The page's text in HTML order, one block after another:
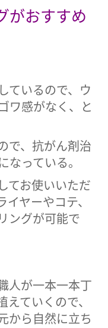
がおすすめ
ているので、ウ
ワ感がなく、と
で、抗がん剤治
っている。
てお使いいただ
ヤーやコテ、
ングが可能で
人が一本一本丁
ていくので、
から自然に立ち